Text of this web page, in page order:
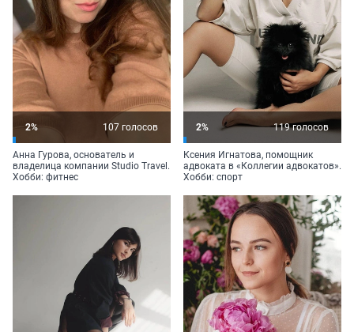
2% 107 голосов
Анна Гурова, основатель и
владелица компании Studio Travel.
Хобби: фитнес
2% 119 голосов
Ксения Игнатова, помощник
адвоката в «Коллегии адвокатов».
Хобби: спорт